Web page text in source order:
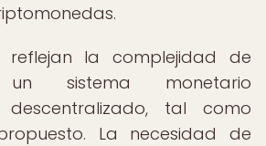
reflejan la complejidad de
un sistema monetario
tal como
La necesidad de